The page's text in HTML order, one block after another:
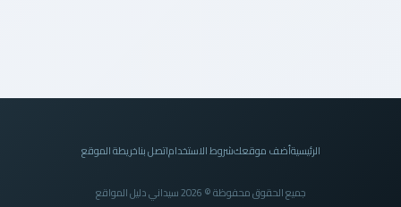
الرئيسيةأضف موقعكشروط الاستخداماتصل بناخريطة الموقع
جميع الحقوق محفوظة © 2026 سيداني دليل المواقع